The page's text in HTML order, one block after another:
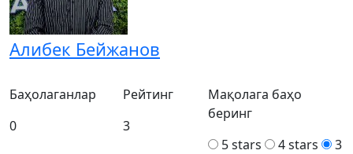
Алибек Бейжанов
Баҳолаганлар
0
Рейтинг
3
Мақолага баҳо
беринг
5 stars
4 stars
3